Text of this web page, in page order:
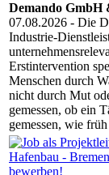
Demando GmbH
07.08.2026 - Die
Industrie-
Erstintervention
Menschen durch
nicht durch Mut
gemessen, ob ein
gemessen, wie